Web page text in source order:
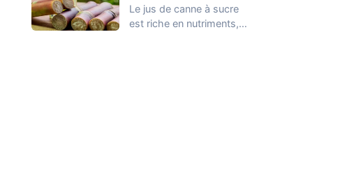
magique
Le jus de canne à sucre
est riche en nutriments,